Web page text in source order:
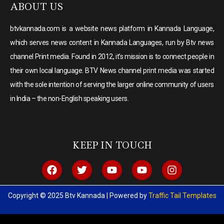
ABOUT US
btvkannada.com is a website news platform in Kannada Language,
which serves news content in Kannada Languages, run by Btv news
channel Print media. Found in 2012, it’s mission is to connect people in
their own local language. BTV News channel print media was started
with the sole intention of serving the larger online community of users
in India – the non-English speaking users.
KEEP IN TOUCH
Copyright © 2025 Btv Kannada | Powered byTraffic Tail Templates